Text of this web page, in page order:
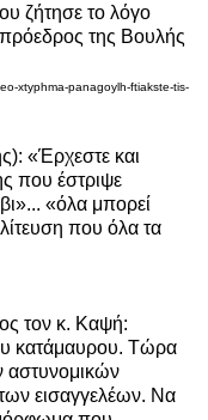
ζήτησε το λόγο
της Βουλής
xtyphma-panagoylh-ftiakste-tis-
«Έρχεστε και
που έστριψε
«όλα μπορεί
που όλα τα
τον κ. Καψή:
κατάμαυρου. Τώρα
αστυνομικών
εισαγγελέων. Να